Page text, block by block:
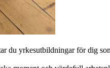
du yrkesutbildningar för dig